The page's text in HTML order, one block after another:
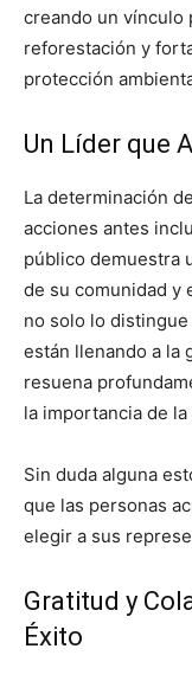
creando un vínculo
reforestación y
protección
Un Líder que
La determinación
acciones antes
público demuestra
de su comunidad y
no solo lo
están llenando a la
resuena
la importancia de
Sin duda alguna
que las personas
elegir a sus
Gratitud y
Éxito